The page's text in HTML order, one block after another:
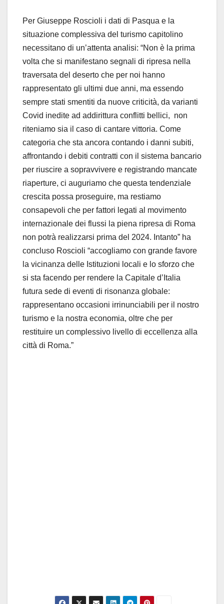
Per Giuseppe Roscioli i dati di Pasqua e la
situazione complessiva del turismo capitolino
necessitano di un’attenta analisi: “Non è la prima
volta che si manifestano segnali di ripresa nella
traversata del deserto che per noi hanno
rappresentato gli ultimi due anni, ma essendo
sempre stati smentiti da nuove criticità, da varianti
Covid inedite ad addirittura conflitti bellici, non
riteniamo sia il caso di cantare vittoria. Come
categoria che sta ancora contando i danni subiti,
affrontando i debiti contratti con il sistema bancario
per riuscire a sopravvivere e registrando mancate
riaperture, ci auguriamo che questa tendenziale
crescita possa proseguire, ma restiamo
consapevoli che per fattori legati al movimento
internazionale dei flussi la piena ripresa di Roma
non potrà realizzarsi prima del 2024. Intanto” ha
concluso Roscioli “accogliamo con grande favore
la vicinanza delle Istituzioni locali e lo sforzo che
si sta facendo per rendere la Capitale d’Italia
futura sede di eventi di risonanza globale:
rappresentano occasioni irrinunciabili per il nostro
turismo e la nostra economia, oltre che per
restituire un complessivo livello di eccellenza alla
città di Roma.”